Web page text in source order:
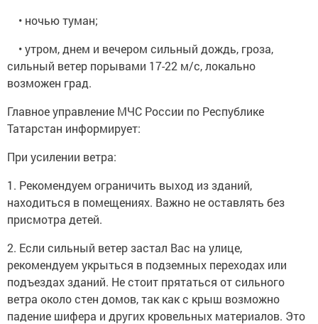
• ночью туман;
• утром, днем и вечером сильный дождь, гроза,
сильный ветер порывами 17-22 м/с, локально
возможен град.
Главное управление МЧС России по Республике
Татарстан информирует:
При усилении ветра:
1. Рекомендуем ограничить выход из зданий,
находиться в помещениях. Важно не оставлять без
присмотра детей.
2. Если сильный ветер застал Вас на улице,
рекомендуем укрыться в подземных переходах или
подъездах зданий. Не стоит прятаться от сильного
ветра около стен домов, так как с крыш возможно
падение шифера и других кровельных материалов. Это